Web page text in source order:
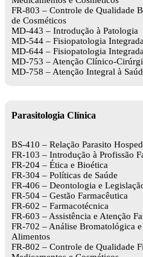
FR-803 – Controle de Qualidade
de Cosméticos
MD-443 – Introdução à Patologia
MD-544 – Fisiopatologia
MD-644 – Fisiopatologia
MD-753 – Atenção Clínico-
MD-758 – Atenção Integral à
Parasitologia Clínica
BS-410 – Relação Parasito
FR-103 – Introdução à Profissão
FR-204 – Ética e Bioética
FR-304 – Políticas de Saúde
FR-406 – Deontologia e
FR-504 – Gestão Farmacêutica
FR-602 – Farmacotécnica
FR-603 – Assistência e Atenção
FR-702 – Análise Bromatológica
Alimentos
FR-802 – Controle de Qualidade